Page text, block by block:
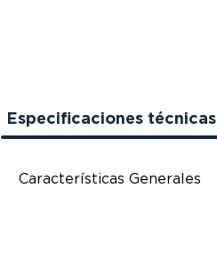
Especificaciones técnicas
Características Generales